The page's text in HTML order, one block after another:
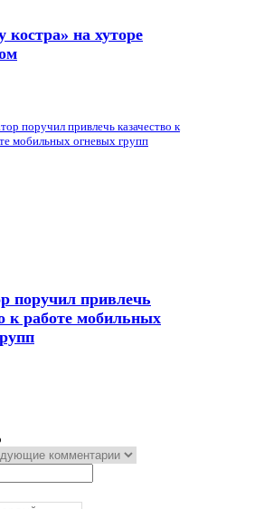
костра» на хуторе
поручил привлечь
к работе мобильных